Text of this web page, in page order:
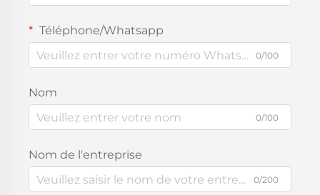
Téléphone/Whatsapp
0/100
Nom
0/100
Nom de l'entreprise
0/200